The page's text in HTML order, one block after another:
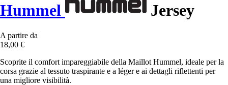
Hummel Jersey
A partire da
18,00 €
Scoprite il comfort impareggiabile della Maillot Hummel, ideale per la
corsa grazie al tessuto traspirante e a léger e ai dettagli riflettenti per
una migliore visibilità.